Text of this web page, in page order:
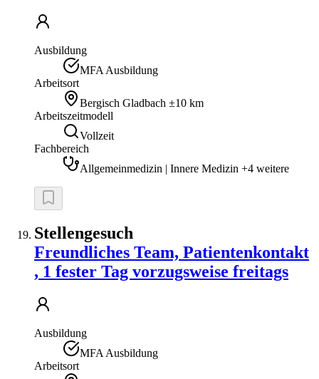
Ausbildung
MFA Ausbildung
Arbeitsort
Bergisch Gladbach ±10 km
Arbeitszeitmodell
Vollzeit
Fachbereich
Allgemeinmedizin | Innere Medizin +4 weitere
Stellengesuch
Freundliches Team, Patientenkontakt
, 1 fester Tag vorzugsweise freitags
Ausbildung
MFA Ausbildung
Arbeitsort